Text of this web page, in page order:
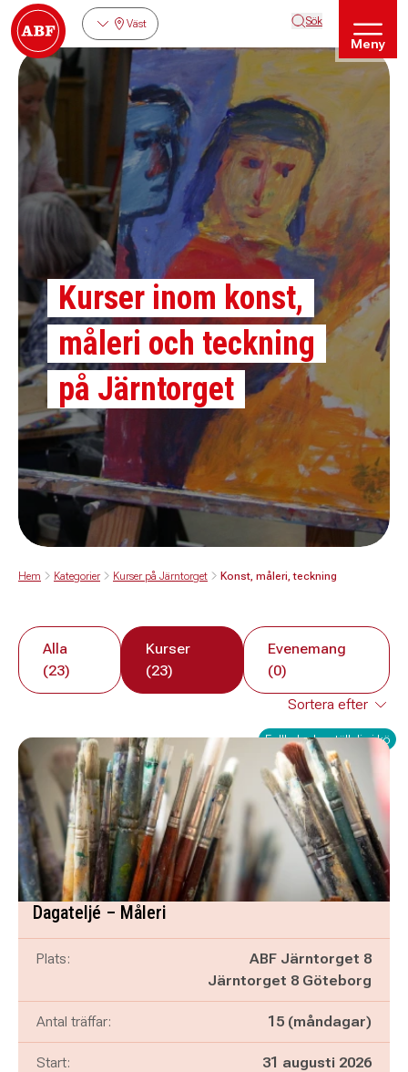
Väst Sök
Meny
Kurser inom konst,
måleri och teckning
på Järntorget
Hem Kategorier Kurser på Järntorget Konst, måleri, teckning
Alla
(23)
Kurser
(23)
Evenemang
(0)
Fullbokad – ställ dig i kö
Dagateljé – Måleri
Plats:
ABF Järntorget 8
Järntorget 8 Göteborg
Antal träffar: 15 (måndagar)
Start: 31 augusti 2026